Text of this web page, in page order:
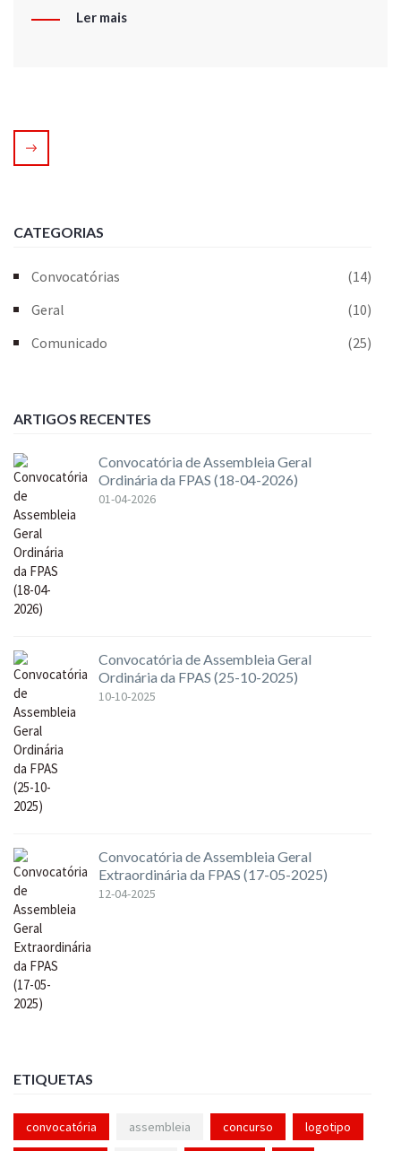
Ler mais
CATEGORIAS
Convocatórias
(14)
Geral
(10)
Comunicado
(25)
ARTIGOS RECENTES
Convocatória de Assembleia Geral
Ordinária da FPAS (18-04-2026)
01-04-2026
Convocatória de Assembleia Geral
Ordinária da FPAS (25-10-2025)
10-10-2025
Convocatória de Assembleia Geral
Extraordinária da FPAS (17-05-2025)
12-04-2025
ETIQUETAS
convocatória assembleia concurso logotipo